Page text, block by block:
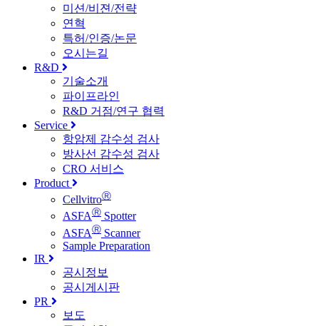
미션/비젼/전략
연혁
특허/인증/논문
오시는길
R&D
기술소개
파이프라인
R&D 거점/연구 협력
Service
항암제 감수성 검사
방사선 감수성 검사
CRO 서비스
Product
CellvitroⓇ
ASFAⓇ Spotter
ASFAⓇ Scanner
Sample Preparation
IR
공시정보
공시게시판
PR
보도